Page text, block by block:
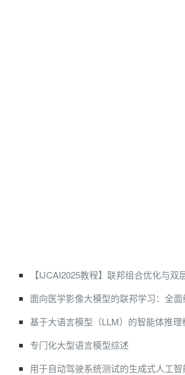
【IJCAI2025教程】联邦组合优化与双
面向医学影像大模型的联邦学习：全面
基于大语言模型（LLM）的智能体推
专门化大型语言模型综述
用于自动驾驶系统测试的生成式人工